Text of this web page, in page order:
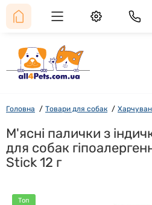
Головна Товари для собак
М'ясні палички з
для собак
Stick 12 г
Топ